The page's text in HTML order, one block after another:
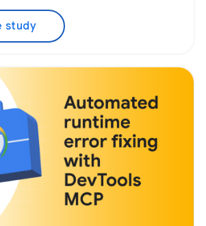
study